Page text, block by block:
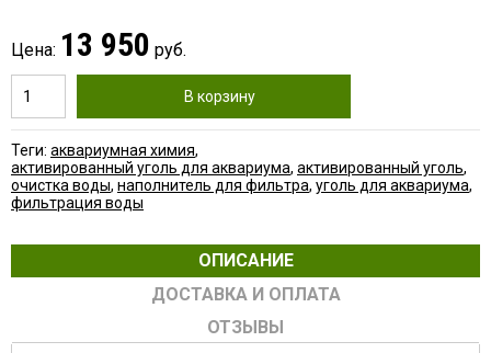
Цена: 13 950 руб.
В корзину
Теги: аквариумная химия,
активированный уголь для аквариума, активированный уголь,
очистка воды, наполнитель для фильтра, уголь для аквариума,
фильтрация воды
ОПИСАНИЕ
ДОСТАВКА И ОПЛАТА
ОТЗЫВЫ